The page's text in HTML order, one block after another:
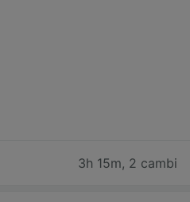
3h 15m, 2 cambi